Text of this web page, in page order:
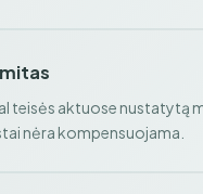
teisės aktuose nustatytą
nėra kompensuojama.